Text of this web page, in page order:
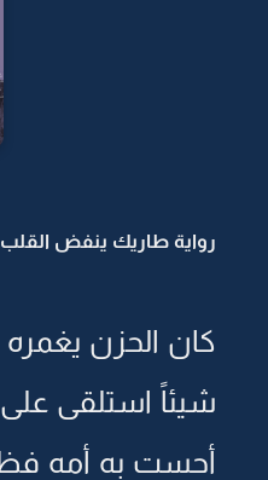
رواية طاريك ينفض القلب -
كان الحزن يغمره
شيئاً استلقى
أحست به أمه